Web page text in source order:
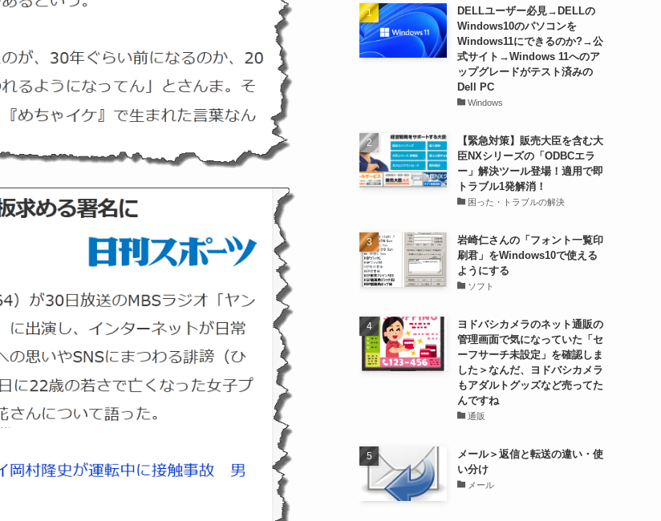
DELLユーザー必見→DELLの
Windows10のパソコンを
Windows11にできるのか?→公
式サイト→Windows 11へのア
ップグレードがテスト済みの
Dell PC
Windows
【緊急対策】販売大臣を含む大
臣NXシリーズの「ODBCエラ
ー」解決ツール登場！適用で即
トラブル1発解消！
困った・トラブルの解決
岩崎仁さんの「フォント一覧印
刷君」をWindows10で使える
ようにする
ソフト
ヨドバシカメラのネット通販の
管理画面で気になっていた「セ
ーフサーチ未設定」を確認しま
した＞なんだ、ヨドバシカメラ
もアダルトグッズなど売ってた
んですね
通販
メール＞返信と転送の違い・使
い分け
メール